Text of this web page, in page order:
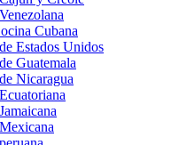
Cubana
Estados Unidos
Guatemala
Nicaragua